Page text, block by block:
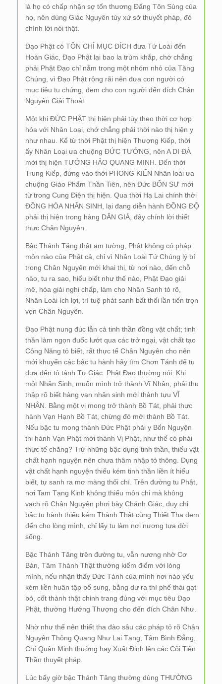
là họ có chấp nhận sợ tổn thương Đấng Tôn Sùng của
họ, nên dùng Giác Nguyên tùy xứ sở thuyết pháp, đó
chính lời nói thật.
Đạo Phật có TÔN CHỈ MỤC ĐÍCH đưa Tứ Loài đến
Hoàn Giác, Đạo Phật lại bao la trùm khắp, chớ chẳng
phải Phật Đạo chỉ nằm trong một nhóm nhỏ của Tăng
Chúng, vì Đạo Phật rộng rãi nên đưa con người có
mục tiêu tu chứng, đem cho con người đến đích Chân
Nguyên Giải Thoát.
Một khi ĐỨC PHẬT thị hiện phải tùy theo thời cơ hợp
hóa với Nhân Loại, chớ chẳng phải thời nào thị hiện y
như nhau. Kể từ thời Phật thị hiện Thượng Kiếp, thời
ấy Nhân Loại ưa chuộng ĐỨC TƯỚNG, nên A DI ĐÀ
mới thị hiện TƯỚNG HẢO QUANG MINH. Đến thời
Trung Kiếp, đứng vào thời PHONG KIẾN Nhân loài ưa
chuộng Giáo Phẩm Thần Tiên, nên Đức BỔN SƯ mới
từ trong Cung Điện thị hiện. Qua thời Hạ Lai chính thời
ĐỒNG HÓA NHÂN SINH, lại đang diễn hành ĐỒNG ĐỘ
phải thị hiện trong hàng DÂN GIẢ, đây chính lời thiết
thực Chân Nguyên.
Bậc Thánh Tăng thật am tường, Phật không có pháp
môn nào của Phật cả, chỉ vì Nhân Loài Tứ Chúng lý bí
trong Chân Nguyên mới khai thị, từ nơi nào, đến chỗ
nào, tu ra sao, hiểu biết như thế nào, Phật Đạo giải
mê, hóa giải nghi chấp, làm cho Nhân Sanh tỏ rõ,
Nhân Loài ích lợi, trí tuệ phát sanh bất thối lần tiến trọn
vẹn Chân Nguyên.
Đạo Phật nung đúc lẫn cả tinh thần đồng vật chất; tinh
thần làm ngọn đuốc lướt qua các trở ngại, vật chất tạo
Công Năng tỏ biết, rất thực tế Chân Nguyên cho nên
mới khuyến các bậc tu hành hãy tìm Chơn Tánh để tu
đưa đến tỏ tánh Tự Giác. Phật Đạo thường nói: Khi
một Nhân Sinh, muốn mình trở thành Vĩ Nhân, phải thu
thập rõ biết hàng vạn nhân sinh mới thành tựu VĨ
NHÂN. Bằng một vị mong trở thành Bồ Tát, phải thực
hành Vạn Hạnh Bồ Tát, chừng đó mới thành Bồ Tát.
Nếu bậc tu mong thành Đức Phật phải y Bổn Nguyện
thi hành Vạn Phật mới thành Vị Phật, như thế có phải
thực tế chăng? Trừ những bậc dụng tinh thần, thiếu vật
chất hạnh nguyện nên chưa thâm nhập tỏ thông. Dụng
vật chất hạnh nguyện thiếu kém tinh thần liền ít hiểu
biết, tự sanh ra mơ màng thối chí. Trên đường tu Phật,
nơi Tam Tạng Kinh không thiếu môn chi mà không
vạch rõ Chân Nguyên phơi bày Chánh Giác, duy chỉ
bậc tu hành thiếu kém Thành Thật cùng Thiết Tha đem
đến cho lòng mình, chỉ lấy tu làm nơi nương tựa đời
sống.
Bậc Thánh Tăng trên đường tu, vẫn nương nhờ Cơ
Bản, Tâm Thành Thật thường kiểm điểm với lòng
mình, nếu nhận thấy Đức Tánh của mình nơi nào yếu
kém liền huân tập bổ sung, bằng dư ra thì phế thải gạt
bỏ, cốt thành thật chỉnh trang đúng với mục tiêu Đạo
Phật, thường Hướng Thượng cho đến đích Chân Như.
Nhờ như thế nên thiết tha đào sâu các pháp tỏ rõ Chân
Nguyên Thông Quang Như Lai Tạng, Tâm Bình Đẳng,
Chí Quân Minh thường hay Xuất Định lên các Cõi Tiên
Thần thuyết pháp.
Lúc bấy giờ bậc Thánh Tăng thường dùng THƯỜNG